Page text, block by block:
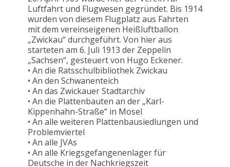
Luftfahrt und Flugwesen gegründet. Bis 1914
wurden von diesem Flugplatz aus Fahrten
mit dem vereinseigenen Heißluftballon
„Zwickau“ durchgeführt. Von hier aus
starteten am 6. Juli 1913 der Zeppelin
„Sachsen“, gesteuert von Hugo Eckener.
• An die Ratsschulbibliothek Zwickau
• An den Schwanenteich
• An das Zwickauer Stadtarchiv
• An die Plattenbauten an der „Karl-
Kippenhahn-Straße“ in Mosel
• An alle weiteren Plattenbausiedlungen und
Problemviertel
• An alle JVAs
• An alle Kriegsgefangenenlager für
Deutsche in der Nachkriegszeit